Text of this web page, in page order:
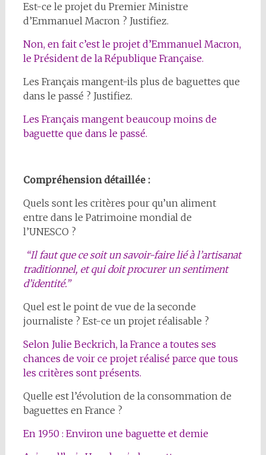
Est-ce le projet du Premier Ministre
d’Emmanuel Macron ? Justifiez.
Non, en fait c’est le projet d’Emmanuel Macron,
le Président de la République Française.
Les Français mangent-ils plus de baguettes que
dans le passé ? Justifiez.
Les Français mangent beaucoup moins de
baguette que dans le passé.
Compréhension détaillée :
Quels sont les critères pour qu’un aliment
entre dans le Patrimoine mondial de
l’UNESCO ?
“Il faut que ce soit un savoir-faire lié à l’artisanat
traditionnel, et qui doit procurer un sentiment
d’identité.”
Quel est le point de vue de la seconde
journaliste ? Est-ce un projet réalisable ?
Selon Julie Beckrich, la France a toutes ses
chances de voir ce projet réalisé parce que tous
les critères sont présents.
Quelle est l’évolution de la consommation de
baguettes en France ?
En 1950 : Environ une baguette et demie